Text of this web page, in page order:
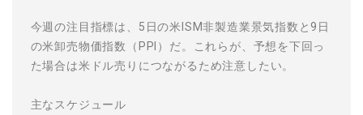
休眠口座と凍結口座
トレードガイド
NEW
よくあるご質問
عربى
Русский
Español
Tiếng Việt
デモ口座を開設する
法人のお客様はこちら
今週の注目指標は、5日の米ISM非製造業景気指数と9日
の米卸売物価指数（PPI）だ。これらが、予想を下回っ
た場合は米ドル売りにつながるため注意したい。
主なスケジュール